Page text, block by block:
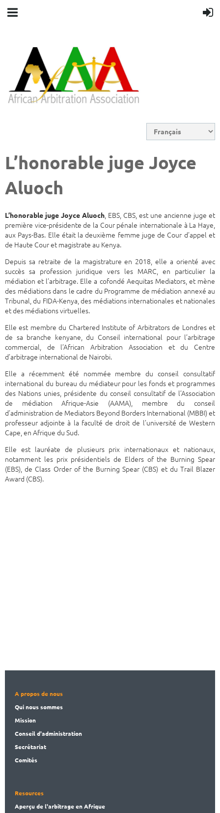
L’honorable juge Joyce
Aluoch
L’honorable juge Joyce Aluoch , EBS, CBS, est une ancienne juge et
première vice-présidente de la Cour pénale internationale à La Haye,
aux Pays-Bas. Elle était la deuxième femme juge de Cour d’appel et
de Haute Cour et magistrate au Kenya.
Depuis sa retraite de la magistrature en 2018, elle a orienté avec
succès sa profession juridique vers les MARC, en particulier la
médiation et l’arbitrage. Elle a cofondé Aequitas Mediators, et mène
des médiations dans le cadre du Programme de médiation annexé au
Tribunal, du FIDA-Kenya, des médiations internationales et nationales
et des médiations virtuelles.
Elle est membre du Chartered Institute of Arbitrators de Londres et
de sa branche kenyane, du Conseil international pour l’arbitrage
commercial, de l’African Arbitration Association et du Centre
d’arbitrage international de Nairobi.
Elle a récemment été nommée membre du conseil consultatif
international du bureau du médiateur pour les fonds et programmes
des Nations unies, présidente du conseil consultatif de l’Association
de médiation Afrique-Asie (AAMA), membre du conseil
d’administration de Mediators Beyond Borders International (MBBI) et
professeur adjointe à la faculté de droit de l’université de Western
Cape, en Afrique du Sud.
Elle est lauréate de plusieurs prix internationaux et nationaux,
notamment les prix présidentiels de Elders of the Burning Spear
(EBS), de Class Order of the Burning Spear (CBS) et du Trail Blazer
Award (CBS).
A propos de nous
Qui nous sommes
Mission
Conseil d'administration
Secrétariat
Comités
Resources
Aperçu de l'arbitrage en Afrique